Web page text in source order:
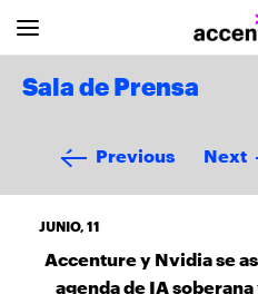
Sala de Prensa
Previous Next
JUNIO, 11
Accenture y Nvidia se
agenda de IA